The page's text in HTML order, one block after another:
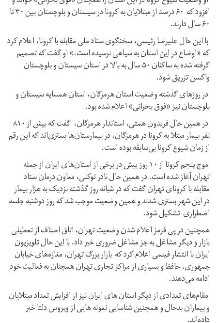
افزود که ۶۰ درصد از مبتلایان به کرونا در سیستان و بلوچستان بین ۳۰ تا
۶۰ سال دارند.
با این حال علیرضا رئیسی، سخنگوی ستاد ملی مقابله با کرونا، اعلام کرد
که «اوضاع در این استان به سیاهی نرسیده است.» او گفت که تصمیم
گرفته شده به ساکنان ۵۰ سال به بالا در استان سیستان و بلوچستان
واکسن تزریق شود.
در روزهای گذشته وضعیت استان هرمزگان، استان همسایه سیستان و
بلوچستان نیز «فوق بحرانی» اعلام شده بود.
در همین حال فریدون همتی، استاندار هرمزگان، گفت که بیش از ۸۱۰
نفر بیمار مبتلا به کرونا در هرمزگان، در بیمارستان‌ها بستری‌اند که این رقم
از زمان شیوع کرونا بی‌سابقه بوده است.
موج پنجم کرونا از ۱۰ روز پیش در برخی از استان‌های ایران از جمله
تهران آغاز شده است. در همین حال نادر توکلی، معاون درمان ستاد
مقابله با کرونای تهران گفت که در شبانه روز گذشته نزدیک به هزار بیمار
در این شهر بستری شدند و همین وضعیت موجب شد که روز دوشنبه جلسه
اضطراری تشکیل شود.
همچنین در پی قرمز اعلام شدن وضعیت تهران، اتاق اصناف از تعطیلی
بازار و دیگر مشاغل به جز مشاغل ضروری خبر داد. با این حال تلویزیون
ایران با انتشار فیلمی اعلام کرد که بازار بزرگ تهران، مغازه‌های خیابان
جمهوری، حافظ و بسیاری از مراکز تجاری تهران همچنان به فعالیت خود
ادامه می‌دهند.
مقام‌های تعدادی از دیگر استان های ایران نیز از افزایش تعداد مبتلایان
و بیماران بدحال و همچنین شناسایی نمونه هایی از ویروس دلتا خبر